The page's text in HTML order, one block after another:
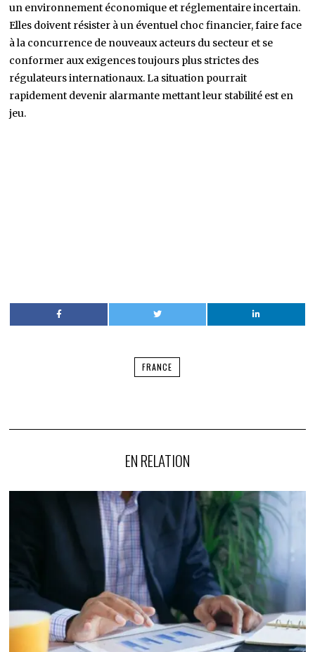
un environnement économique et réglementaire incertain.
Elles doivent résister à un éventuel choc financier, faire face
à la concurrence de nouveaux acteurs du secteur et se
conformer aux exigences toujours plus strictes des
régulateurs internationaux. La situation pourrait
rapidement devenir alarmante mettant leur stabilité est en
jeu.
FRANCE
EN RELATION